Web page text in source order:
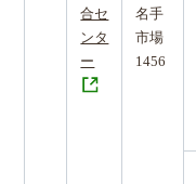
合セ
ンタ
ー
名手
市場
1456